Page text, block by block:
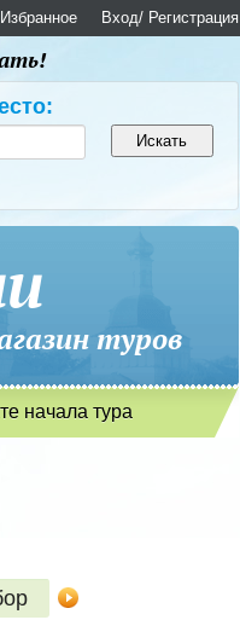
Вход/ Регистрация
Избранное
туров
начала тура